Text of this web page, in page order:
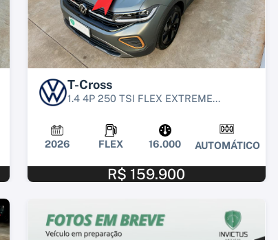
T-Cross
1.4 4P 250 TSI FLEX EXTREME...
2026 FLEX 16.000 AUTOMÁTICO
R$ 159.900